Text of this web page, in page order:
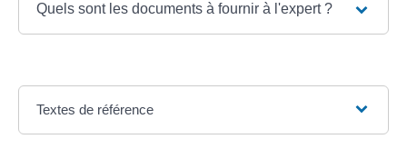
Quels sont les documents à fournir à l'expert ?
Textes de référence